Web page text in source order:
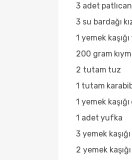
3 adet patlıcan
3 su bardağı
1 yemek kaşığı
200 gram
2 tutam tuz
1 tutam
1 yemek kaşığı
1 adet yufka
3 yemek kaşığı
2 yemek kaşığı